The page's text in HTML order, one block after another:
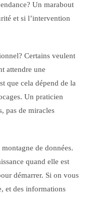
Un marabout
et si l’intervention
Certains veulent
attendre une
que cela dépend de la
Un praticien
pas de miracles
de données.
quand elle est
démarrer. Si on vous
et des informations